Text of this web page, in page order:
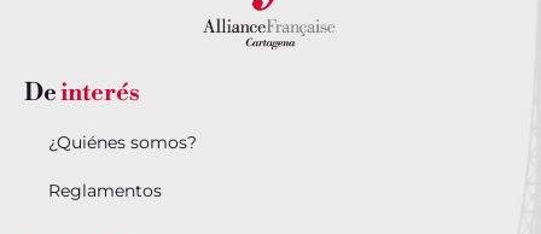
Deinterés
¿Quiénes somos?
Reglamentos